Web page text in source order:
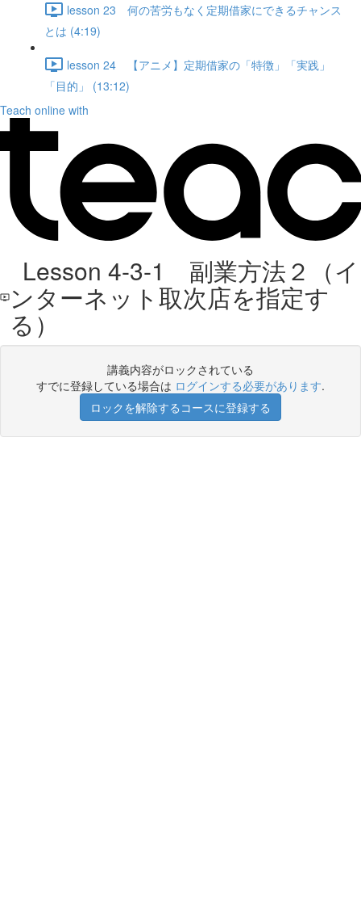
lesson 23 何の苦労もなく定期借家にできるチャンス
とは (4:19)
lesson 24 【アニメ】定期借家の「特徴」「実践」
「目的」 (13:12)
Teach online with
Lesson 4-3-1 副業方法２（イ
ンターネット取次店を指定す
る）
講義内容がロックされている
すでに登録している場合は ログインする必要があります.
ロックを解除するコースに登録する